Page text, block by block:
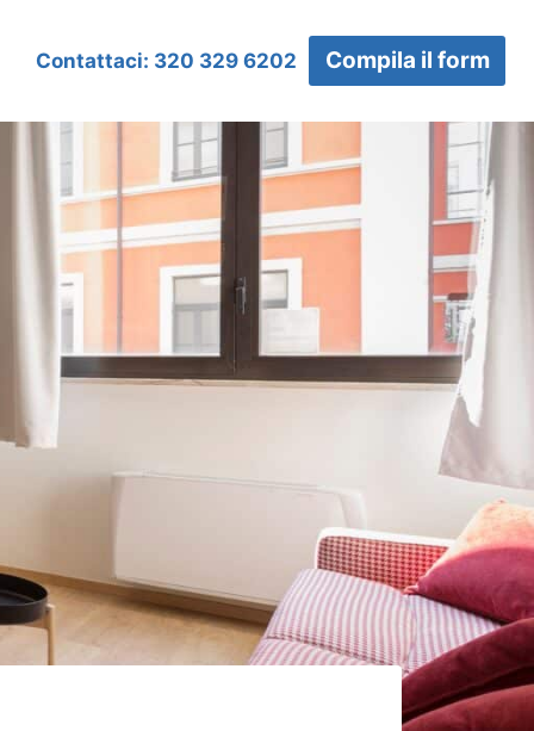
Contattaci: 320 329 6202 Compila il form